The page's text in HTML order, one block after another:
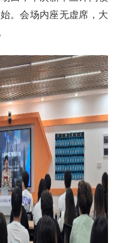
。会场内座无虚席，大